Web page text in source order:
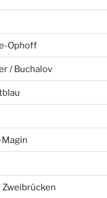
Ophoff
/ Buchalov